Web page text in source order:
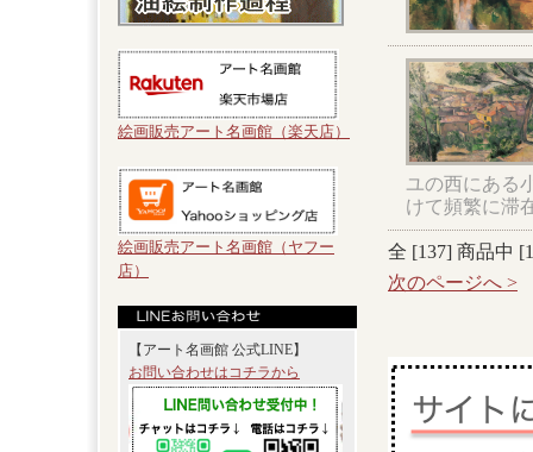
絵画販売アート名画館（楽天店）
絵画販売アート名画館（ヤフー
店）
【アート名画館 公式LINE】
お問い合わせはコチラから
ユの西にある
けて頻繁に滞
全 [137] 商品中 [1
次のページへ >